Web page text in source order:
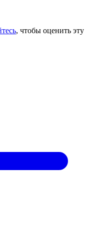
, чтобы оценить эту